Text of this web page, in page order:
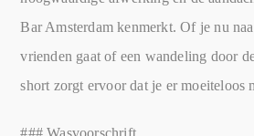
Bar Amsterdam kenmerkt. Of je nu
vrienden gaat of een wandeling door
short zorgt ervoor dat je er moeiteloos
### Wasvoorschrift